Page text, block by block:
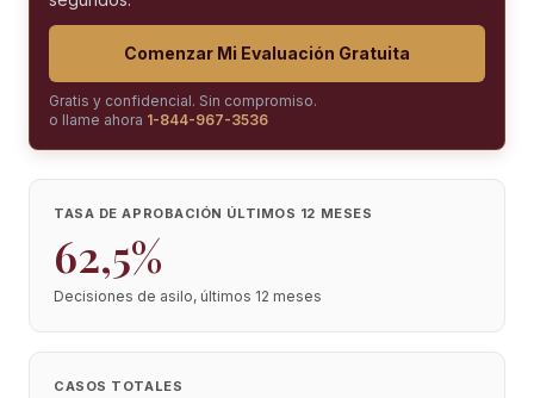
Comenzar Mi Evaluación Gratuita
Gratis y confidencial. Sin compromiso.
o llame ahora 1-844-967-3536
TASA DE APROBACIÓN ÚLTIMOS 12 MESES
62,5%
Decisiones de asilo, últimos 12 meses
CASOS TOTALES